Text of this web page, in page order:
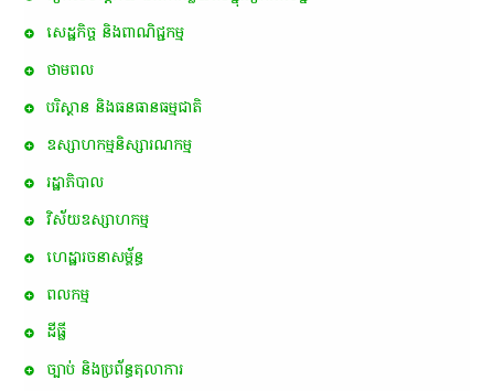
សេដ្ឋកិច្ច និងពាណិជ្ជកម្ម
ថាមពល
បរិស្ថាន និងធនធានធម្មជាតិ
ឧស្សាហកម្មនិស្សារណកម្ម
រដ្ឋាភិបាល
វិស័យឧស្សាហកម្ម
ហេដ្ឋារចនាសម្ព័ន្ធ
ពល​កម្ម
ដីធ្លី
ច្បាប់ និងប្រព័ន្ធតុលាការ